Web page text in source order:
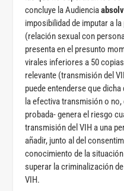
concluye la Audiencia
imposibilidad de imputar a
(relación sexual con
presenta en el presunto
virales inferiores a 50
relevante (transmisión del
puede entenderse que
la efectiva transmisión o
probada- genera el riesgo
transmisión del VIH a una
añadir, junto al del
conocimiento de la
superar la criminalización
VIH.